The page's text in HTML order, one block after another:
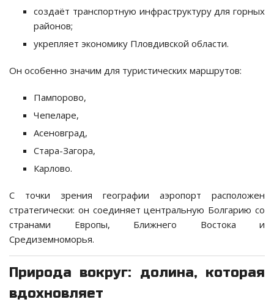
создаёт транспортную инфраструктуру для горных
районов;
укрепляет экономику Пловдивской области.
Он особенно значим для туристических маршрутов:
Пампорово,
Чепеларе,
Асеновград,
Стара-Загора,
Карлово.
С точки зрения географии аэропорт расположен
стратегически: он соединяет центральную Болгарию со
странами Европы, Ближнего Востока и
Средиземноморья.
Природа вокруг: долина, которая
вдохновляет